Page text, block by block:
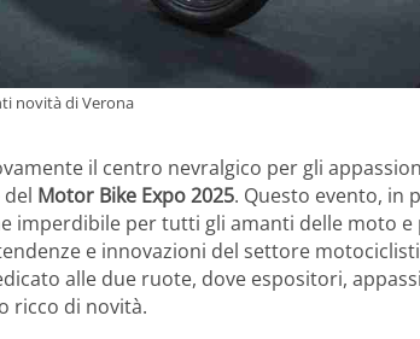
novità di Verona
il centro nevralgico per gli
Motor Bike Expo 2025. Questo evento, in
imperdibile per tutti gli amanti delle moto e
e innovazioni del settore
alle due ruote, dove espositori,
ricco di novità.